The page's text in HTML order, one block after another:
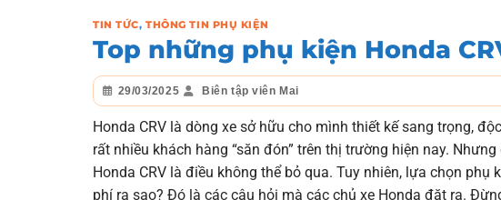
TIN TỨC,THÔNG TIN PHỤ KIỆN
Top những phụ kiện Honda
29/03/2025 Biên tập viên Mai
Honda CRV là dòng xe sở hữu cho mình thiết kế sang trọng,
rất nhiều khách hàng “săn đón” trên thị trường hiện nay.
Honda CRV là điều không thể bỏ qua. Tuy nhiên, lựa chọn
phí ra sao? Đó là các câu hỏi mà các chủ xe Honda đặt ra.